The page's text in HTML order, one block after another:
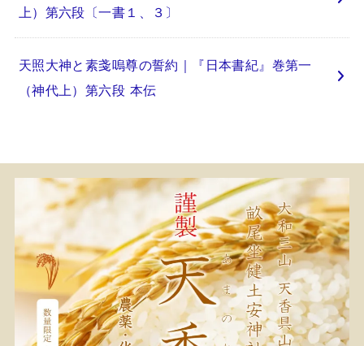
上）第六段〔一書１、３〕
天照大神と素戔嗚尊の誓約｜『日本書紀』巻第一
（神代上）第六段 本伝